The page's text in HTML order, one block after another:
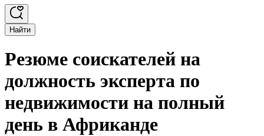
Найти
Резюме соискателей на
должность эксперта по
недвижимости на полный
день в Африканде